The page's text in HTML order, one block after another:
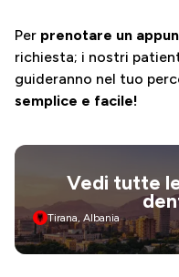
Per prenotare un
richiesta; i nostri
guideranno nel tuo
semplice e facile!
Vedi tutte
Tirana, Albania